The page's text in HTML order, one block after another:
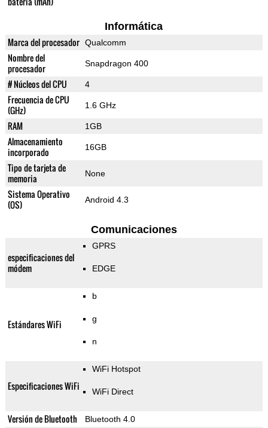
Informática
Marca del procesador Qualcomm
Nombre del
procesador
Snapdragon 400
# Núcleos del CPU 4
Frecuencia de CPU
(GHz)
1.6 GHz
RAM 1GB
Almacenamiento
incorporado
16GB
Tipo de tarjeta de
memoria
None
Sistema Operativo
(OS)
Android 4.3
Comunicaciones
especificaciones del
módem
GPRS
EDGE
Estándares WiFi
b
g
n
Especificaciones WiFi
WiFi Hotspot
WiFi Direct
Versión de Bluetooth Bluetooth 4.0